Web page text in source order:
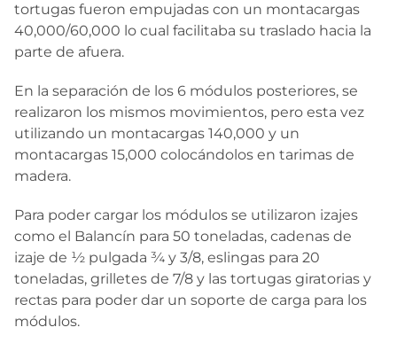
tortugas fueron empujadas con un montacargas
40,000/60,000 lo cual facilitaba su traslado hacia la
parte de afuera.
En la separación de los 6 módulos posteriores, se
realizaron los mismos movimientos, pero esta vez
utilizando un montacargas 140,000 y un
montacargas 15,000 colocándolos en tarimas de
madera.
Para poder cargar los módulos se utilizaron izajes
como el Balancín para 50 toneladas, cadenas de
izaje de ½ pulgada ¾ y 3/8, eslingas para 20
toneladas, grilletes de 7/8 y las tortugas giratorias y
rectas para poder dar un soporte de carga para los
módulos.